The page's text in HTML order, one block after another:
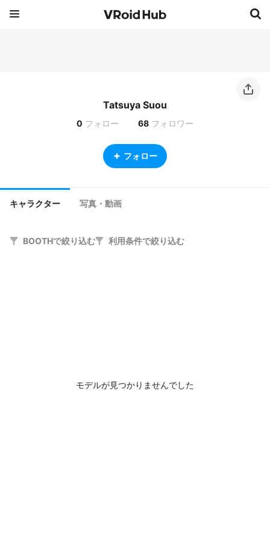
Tatsuya Suou
0 フォロー 68 フォロワー
フォロー
キャラクター 写真・動画
BOOTHで絞り込む 利用条件で絞り込む
モデルが見つかりませんでした